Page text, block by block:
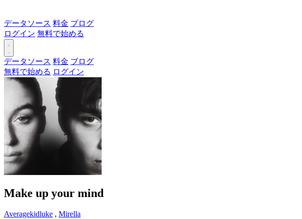
データソース 料金 ブログ
ログイン 無料で始める
データソース 料金 ブログ
無料で始める ログイン
Make up your mind
Averagekidluke , Mirella